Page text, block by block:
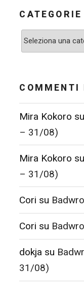
CATEGORIE
Categorie
COMMENTI
Mira Kokoro su
– 31/08)
Mira Kokoro su
– 31/08)
Cori su
Cori su
dokja su
31/08)